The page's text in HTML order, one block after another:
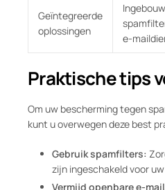
Geïntegreerde
oplossingen
e-
Praktische tips
Om uw bescherming tegen
kunt u overwegen deze best
Gebruik spamfilters:
zijn ingeschakeld voor
Vermijd openbare e-